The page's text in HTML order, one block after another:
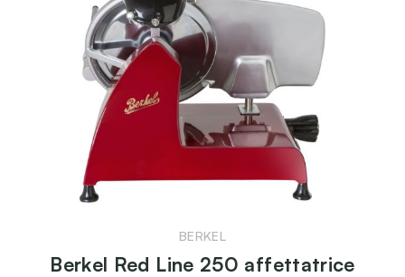
BERKEL
Berkel Red Line 250 affettatrice